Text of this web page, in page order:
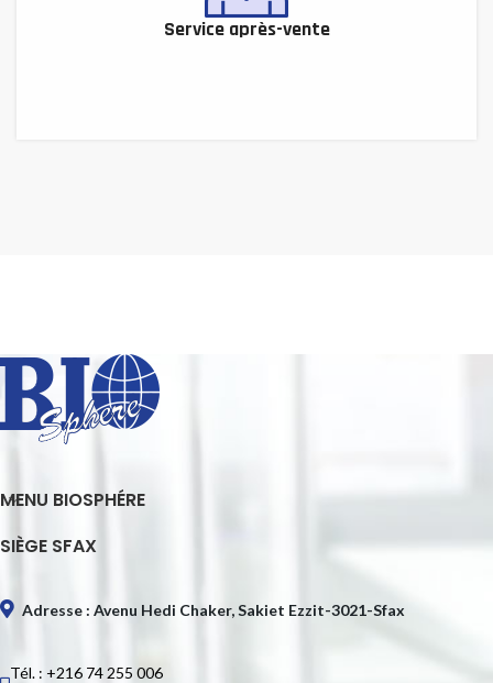
Service après-vente
MENU BIOSPHÉRE
SIÈGE SFAX
Adresse : Avenu Hedi Chaker, Sakiet Ezzit-3021-Sfax
Tél. : +216 74 255 006